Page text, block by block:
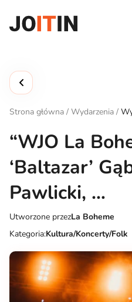
treści
Pobierz
Strona główna / Wydarzenia /
“WJO La
‘Baltazar’
Pawlicki, …
Utworzone przezLa Boheme
Kategoria:Kultura/Koncerty/Folk